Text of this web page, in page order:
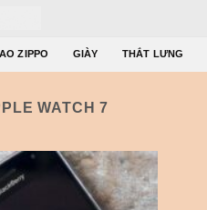
ZIPPO GIÀY THẮT LƯNG
WATCH 7